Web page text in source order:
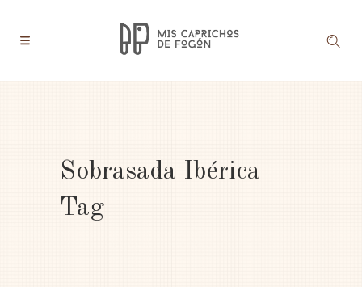
Sobrasada Ibérica
Tag